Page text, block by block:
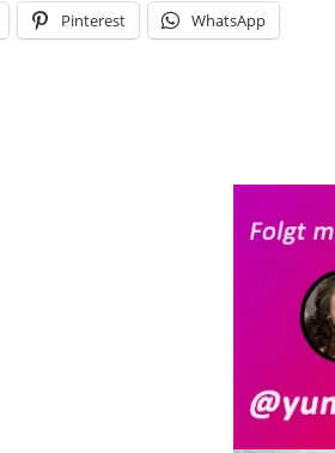
Pinterest WhatsApp